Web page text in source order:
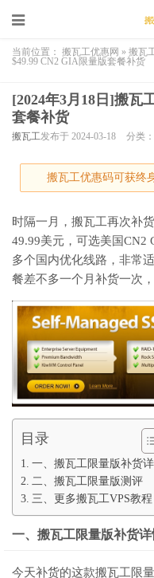
当前位置： 搬瓦工优惠网 » 搬瓦
$49.99 CN2 GIA限量版套餐补货
[2024年3月18日]搬瓦
套餐补货
搬瓦工发布于 2024-03-18 分类：
搬瓦工优惠码可获终
时隔一月，搬瓦工再次补
49.99美元，可选美国CN2
多个国内优化线路，非常
餐差不多一个月补货一次
目录
一、搬瓦工限量版补货
二、搬瓦工限量版测评
三、更多搬瓦工VPS教程
一、搬瓦工限量版补货详
今天补货的这款搬瓦工限